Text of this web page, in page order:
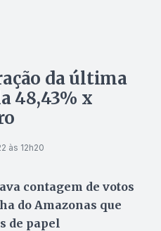
da última
48,43% x
às 12h20
contagem de votos
do Amazonas que
de papel